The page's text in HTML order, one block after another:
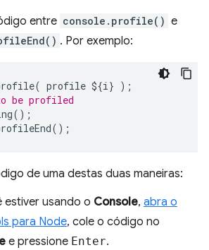
entre console.profile() e
. Por exemplo:
( profile ${i} );
be profiled
();
();
de uma destas duas maneiras:
estiver usando o Console, abra o
para Node, cole o código no
e pressione Enter.